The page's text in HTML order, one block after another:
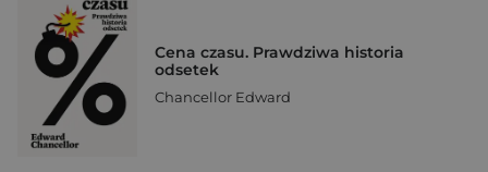
Cena czasu. Prawdziwa historia
odsetek
Chancellor Edward